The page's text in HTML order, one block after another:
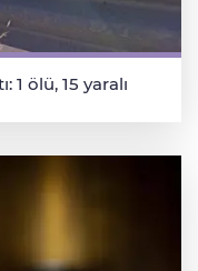
ölü, 15 yaralı